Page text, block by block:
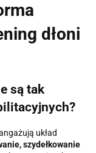
dłoni
są tak
układ
szydełkowanie